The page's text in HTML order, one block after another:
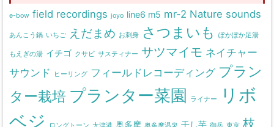
e-bow field recordings joyo line6 m5 mr-2 Nature sounds
あんこう鍋 いちご えだまめ お刺身 さつまいも ぽかぽか足湯
もえぎの湯 イチゴ クサビ サスティナー サツマイモ ネイチャー
サウンド
ヒーリング フィールドレコーディング プラン
ター栽培 プランター菜園 ライナー
リボ
ベジ
ロングトーン 大津港 奥多摩 奥多摩温泉 干し芋 御岳 東京 枝